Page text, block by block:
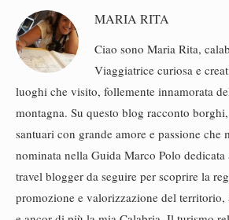
MARIA RITA
Ciao sono Maria Rita,
Viaggiatrice curiosa e
luoghi che visito, follemente innamorata
montagna. Su questo blog racconto
santuari con grande amore e passione che
nominata nella Guida Marco Polo
travel blogger da seguire per scoprire la
promozione e valorizzazione del